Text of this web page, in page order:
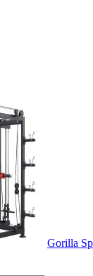
Gorilla